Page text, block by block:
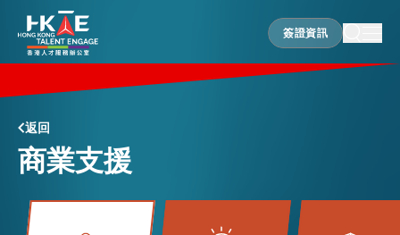
簽證資訊
簽證資訊
香港優勢
返回
商業支援